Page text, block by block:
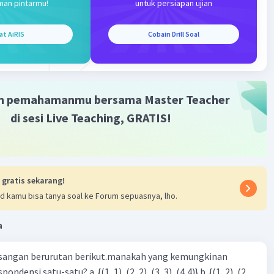
Tidak, bentuk tersebut bukan merupakan
linier karena variabel x berpangkat dua
pintarmu!
AiRIS
untuk persiapan ujian
Cobain Drill Soal
pemahamanmu bersama Master Teacher
di sesi Live Teaching, GRATIS!
gratis sekarang!
kamu bisa tanya soal ke Forum sepuasnya, lho.
berurutan berikut.manakah yang kemungkinan